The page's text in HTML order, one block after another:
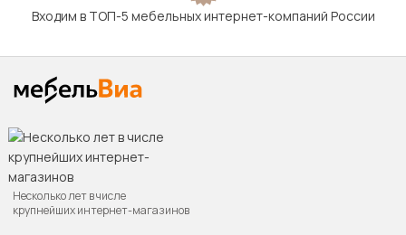
Входим в ТОП-5 мебельных интернет-компаний России
Несколько лет в числе
крупнейших интернет-магазинов